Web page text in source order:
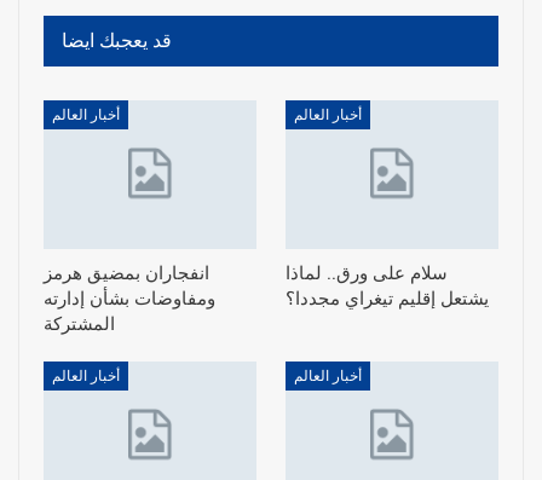
قد يعجبك ايضا
أخبار العالم
انفجاران بمضيق هرمز
ومفاوضات بشأن إدارته
المشتركة
أخبار العالم
سلام على ورق.. لماذا
يشتعل إقليم تيغراي مجددا؟
أخبار العالم أخبار العالم